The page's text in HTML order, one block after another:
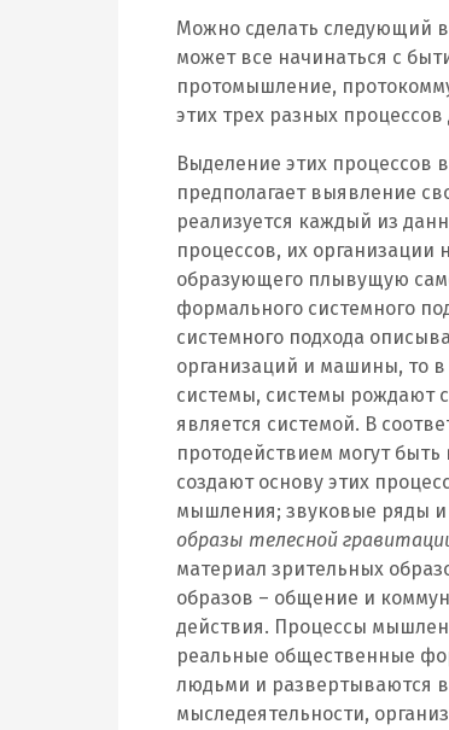
Можно сделать следующий
может все начинаться с
протомышление,
этих трех разных процессов
Выделение этих процессов
предполагает выявление
реализуется каждый из
процессов, их организации
образующего плывущую
формального системного
системного подхода
организаций и машины, то
системы, системы рождают
является системой. В
протодействием могут
создают основу этих
мышления; звуковые ряды
образы телесной
материал зрительных
образов – общение и
действия. Процессы
реальные общественные
людьми и развертываются в
мыследеятельности,